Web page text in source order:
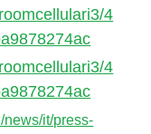
4
4
news/it/press-